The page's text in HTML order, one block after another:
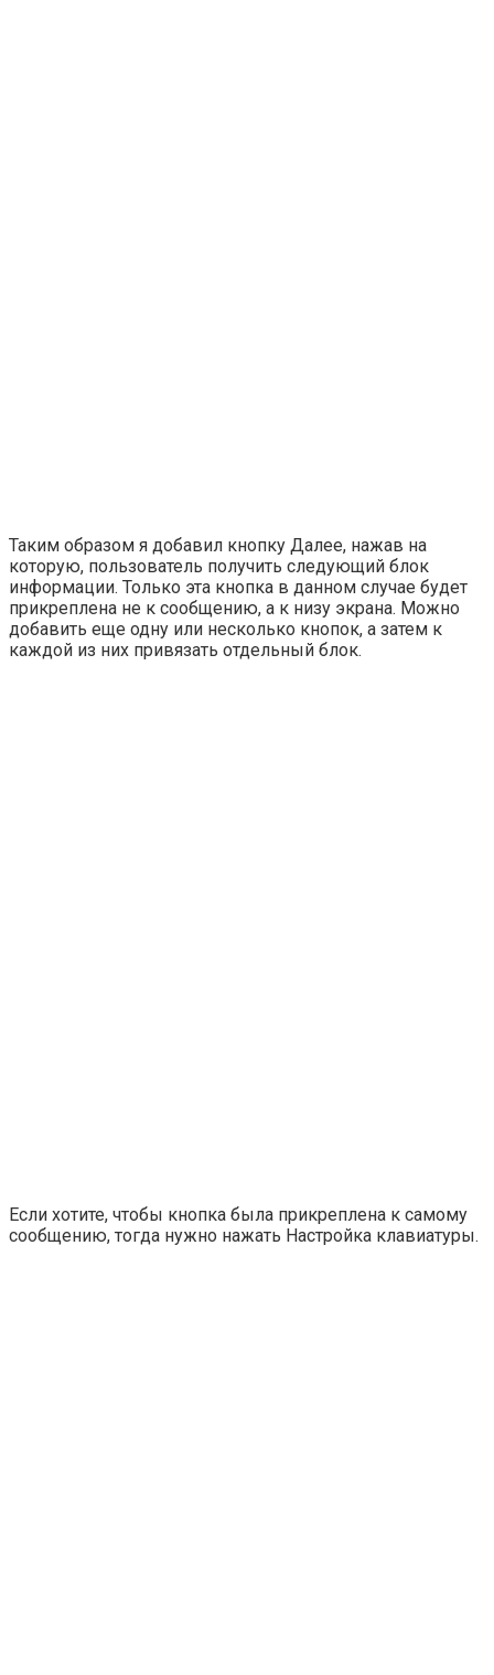
Таким образом я добавил кнопку Далее, нажав на
которую, пользователь получить следующий блок
информации. Только эта кнопка в данном случае будет
прикреплена не к сообщению, а к низу экрана. Можно
добавить еще одну или несколько кнопок, а затем к
каждой из них привязать отдельный блок.
Если хотите, чтобы кнопка была прикреплена к самому
сообщению, тогда нужно нажать Настройка клавиатуры.